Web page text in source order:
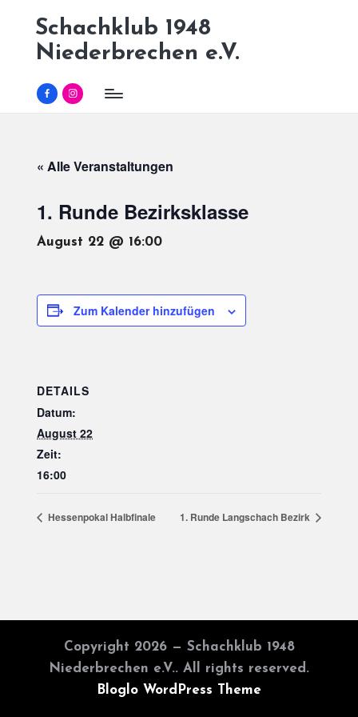
Schachklub 1948
Niederbrechen e.V.
Facebook
Instagram
« Alle Veranstaltungen
1. Runde Bezirksklasse
August 22 @ 16:00
Zum Kalender hinzufügen
DETAILS
Datum:
August 22
Zeit:
16:00
Hessenpokal Halbfinale 1. Runde Langschach Bezirk
Copyright 2026 — Schachklub 1948
Niederbrechen e.V.. All rights reserved.
Bloglo WordPress Theme